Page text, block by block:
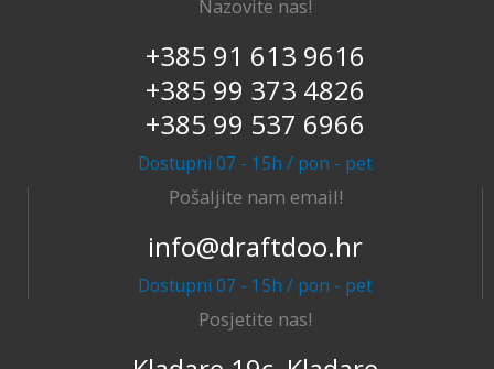
Nazovite nas!
+385 91 613 9616
+385 99 373 4826
+385 99 537 6966
Dostupni 07 - 15h / pon - pet
Pošaljite nam email!
info@draftdoo.hr
Dostupni 07 - 15h / pon - pet
Posjetite nas!